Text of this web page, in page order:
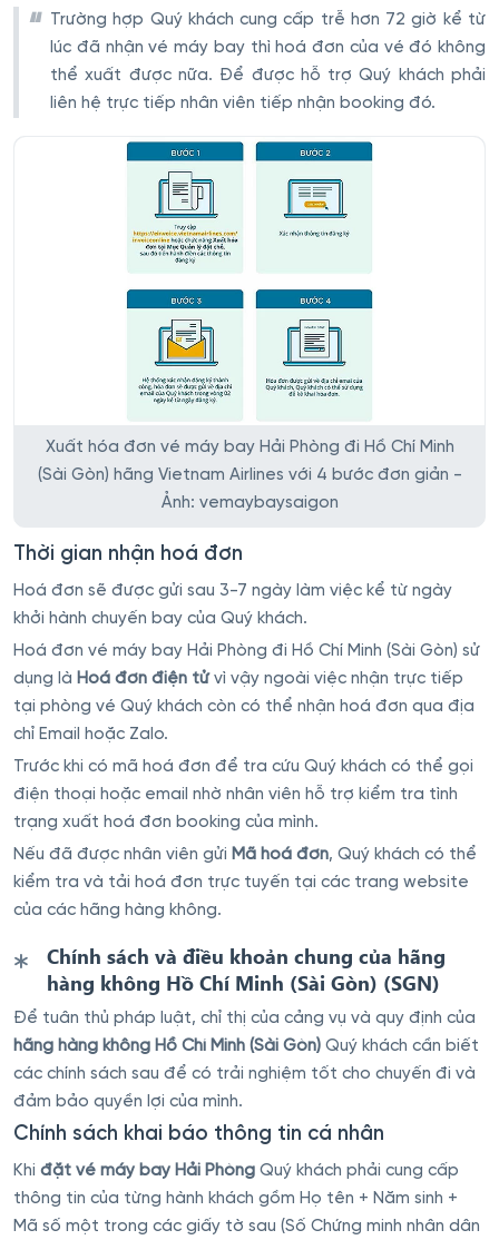
Trường hợp Quý khách cung cấp trễ hơn 72 giờ kể từ
lúc đã nhận vé máy bay thì hoá đơn của vé đó không
thể xuất được nữa. Để được hỗ trợ Quý khách phải
liên hệ trực tiếp nhân viên tiếp nhận booking đó.
Xuất hóa đơn vé máy bay Hải Phòng đi Hồ Chí Minh
(Sài Gòn) hãng Vietnam Airlines với 4 bước đơn giản -
Ảnh: vemaybaysaigon
Thời gian nhận hoá đơn
Hoá đơn sẽ được gửi sau 3-7 ngày làm việc kể từ ngày
khởi hành chuyến bay của Quý khách.
Hoá đơn vé máy bay Hải Phòng đi Hồ Chí Minh (Sài Gòn) sử
dụng là Hoá đơn điện tửvì vậy ngoài việc nhận trực tiếp
tại phòng vé Quý khách còn có thể nhận hoá đơn qua địa
chỉ Email hoặc Zalo.
Trước khi có mã hoá đơn để tra cứu Quý khách có thể gọi
điện thoại hoặc email nhờ nhân viên hỗ trợ kiểm tra tình
trạng xuất hoá đơn booking của mình.
Nếu đã được nhân viên gửi Mã hoá đơn, Quý khách có thể
kiểm tra và tải hoá đơn trực tuyến tại các trang website
của các hãng hàng không.
Chính sách và điều khoản chung của hãng
hàng không Hồ Chí Minh (Sài Gòn) (SGN)
Để tuân thủ pháp luật, chỉ thị của cảng vụ và quy định của
hãng hàng không Hồ Chí Minh (Sài Gòn) Quý khách cần biết
các chính sách sau để có trải nghiệm tốt cho chuyến đi và
đảm bảo quyền lợi của mình.
Chính sách khai báo thông tin cá nhân
Khi đặt vé máy bay Hải Phòng Quý khách phải cung cấp
thông tin của từng hành khách gồm Họ tên + Năm sinh +
Mã số một trong các giấy tờ sau (Số Chứng minh nhân dân